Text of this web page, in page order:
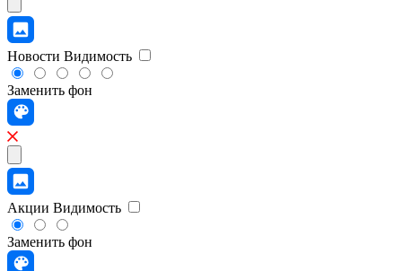
Новости Видимость
Заменить фон
Акции Видимость
Заменить фон